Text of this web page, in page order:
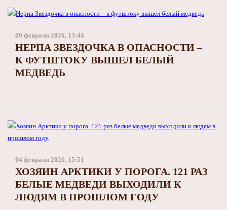
09 февраля 2026, 13:44
НЕРПА ЗВЕЗДОЧКА В ОПАСНОСТИ –
К ФУТШТОКУ ВЫШЕЛ БЕЛЫЙ
МЕДВЕДЬ
04 февраля 2026, 15:51
ХОЗЯИН АРКТИКИ У ПОРОГА. 121 РАЗ
БЕЛЫЕ МЕДВЕДИ ВЫХОДИЛИ К
ЛЮДЯМ В ПРОШЛОМ ГОДУ